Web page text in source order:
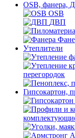
OSB, фанера,
OSB
ДВП
Утеплители
перегородок
Гипсокартон,